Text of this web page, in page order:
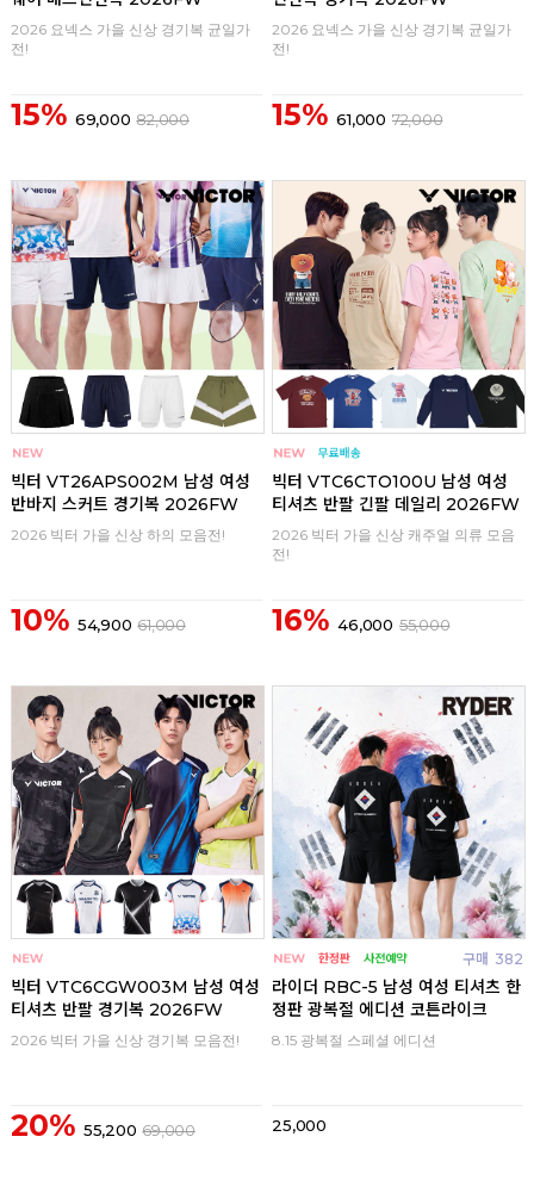
2026 요넥스 가을 신상 경기복 균일가
전!
15% 69,000 82,000
2026 요넥스 가을 신상 경기복 균일가
전!
15% 61,000 72,000
빅터 VT26APS002M 남성 여성
반바지 스커트 경기복 2026FW
2026 빅터 가을 신상 하의 모음전!
10% 54,900 61,000
빅터 VTC6CTO100U 남성 여성
티셔츠 반팔 긴팔 데일리 2026FW
2026 빅터 가을 신상 캐주얼 의류 모음
전!
16% 46,000 55,000
빅터 VTC6CGW003M 남성 여성
티셔츠 반팔 경기복 2026FW
2026 빅터 가을 신상 경기복 모음전!
20% 55,200 69,000
구매 382
라이더 RBC-5 남성 여성 티셔츠 한
정판 광복절 에디션 코튼라이크
8.15 광복절 스페셜 에디션
25,000